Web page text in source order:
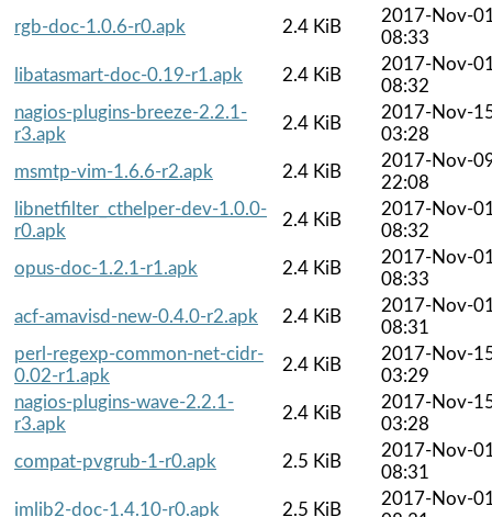
rgb-doc-1.0.6-r0.apk
2.4 KiB
2017-Nov-
08:33
libatasmart-doc-0.19-r1.apk
2.4 KiB
2017-Nov-
08:32
nagios-plugins-breeze-2.2.1-
r3.apk
2.4 KiB
2017-Nov-
03:28
msmtp-vim-1.6.6-r2.apk
2.4 KiB
2017-Nov-
22:08
libnetfilter_cthelper-dev-1.0.0-
r0.apk
2.4 KiB
2017-Nov-
08:32
opus-doc-1.2.1-r1.apk
2.4 KiB
2017-Nov-
08:33
acf-amavisd-new-0.4.0-r2.apk
2.4 KiB
2017-Nov-
08:31
perl-regexp-common-net-cidr-
0.02-r1.apk
2.4 KiB
2017-Nov-
03:29
nagios-plugins-wave-2.2.1-
r3.apk
2.4 KiB
2017-Nov-
03:28
compat-pvgrub-1-r0.apk
2.5 KiB
2017-Nov-
08:31
imlib2-doc-1.4.10-r0.apk
2.5 KiB
2017-Nov-